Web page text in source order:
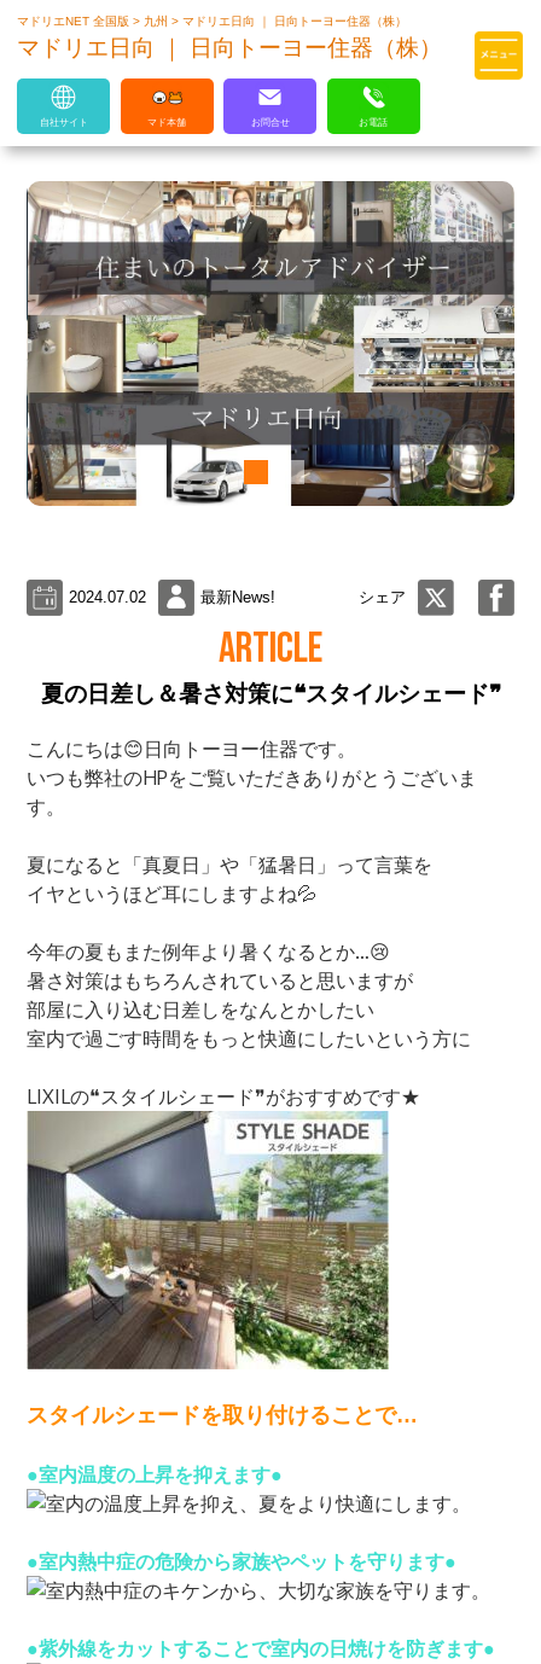
マドリエはLIXILの厳しい基準を
クリアした住まいのプロ集団です
マドリエNET 全国版> 九州>マドリエ日向 ｜ 日向トーヨー住器（株）
マドリエ日向 ｜ 日向トーヨー住器（株）
自社サイト マド本舗 お問合せ お電話
2024.07.02 最新News! シェア
ARTICLE
夏の日差し＆暑さ対策に❝スタイルシェード❞